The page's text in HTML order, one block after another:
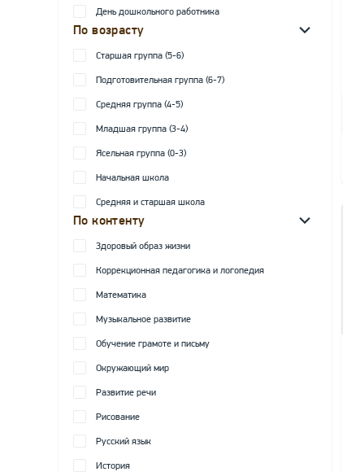
День дошкольного работника
По возрасту
Старшая группа (5-6)
Подготовительная группа (6-7)
Средняя группа (4-5)
Младшая группа (3-4)
Ясельная группа (0-3)
Начальная школа
Средняя и старшая школа
По контенту
Здоровый образ жизни
Коррекционная педагогика и логопедия
Математика
Музыкальное развитие
Обучение грамоте и письму
Окружающий мир
Развитие речи
Рисование
Русский язык
История